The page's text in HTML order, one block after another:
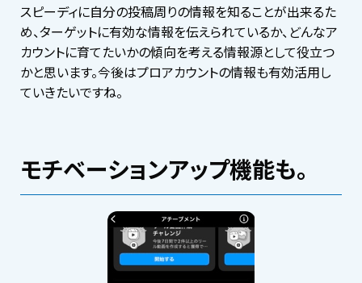
スピーディに自分の投稿周りの情報を知ることが出来るた
め、ターゲットに有効な情報を伝えられているか、どんなア
カウントに育てたいかの傾向を考える情報源として役立つ
かと思います。今後はプロアカウントの情報も有効活用し
ていきたいですね。
モチベーションアップ機能も。